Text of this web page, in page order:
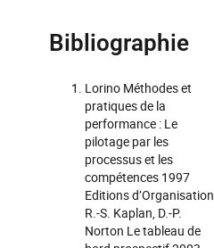
Bibliographie
Lorino Méthodes et
pratiques de la
performance : Le
pilotage par les
processus et les
compétences 1997
Editions d’Organisation
R.-S. Kaplan, D.-P.
Norton Le tableau de